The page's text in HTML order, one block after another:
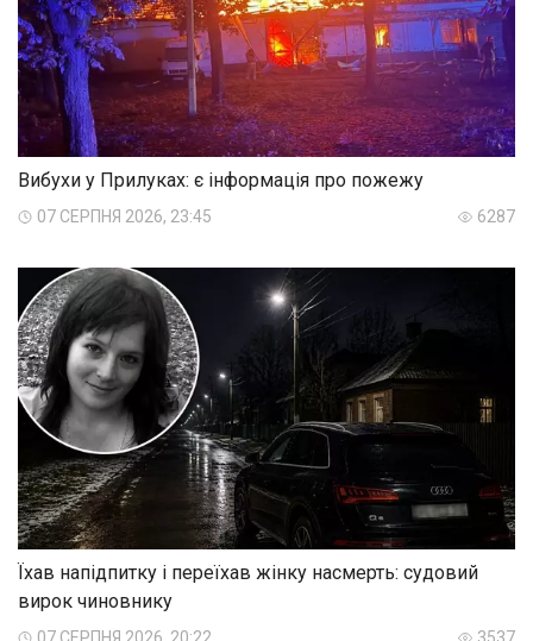
Вибухи у Прилуках: є інформація про пожежу
07 СЕРПНЯ 2026, 23:45 6287
Їхав напідпитку і переїхав жінку насмерть: судовий
вирок чиновнику